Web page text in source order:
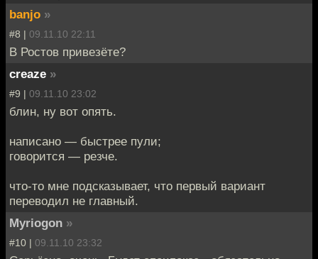
banjo »
#8 | 09.11.10 22:11
В Ростов привезёте?
creaze »
#9 | 09.11.10 23:02
блин, ну вот опять.
написано — быстрее пули;
говорится — резче.
что-то мне подсказывает, что первый вариант
переводил не главный.
Myriogon »
#10 | 09.11.10 23:32